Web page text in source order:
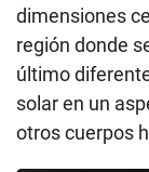
dimensiones
región donde
último
solar en un
otros cuerpos